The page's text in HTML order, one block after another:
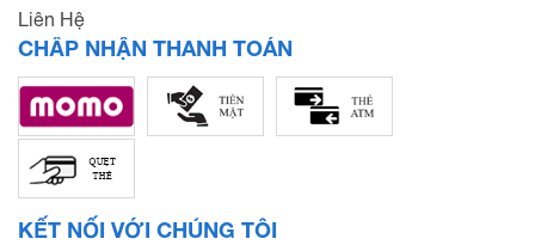
Liên Hệ
CHẤP NHẬN THANH TOÁN
KẾT NỐI VỚI CHÚNG TÔI